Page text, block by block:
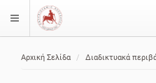
$langMenu
Αρχική Σελίδα Διαδικτυακά